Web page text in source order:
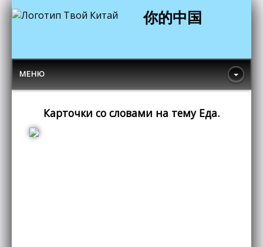
你的中国
МЕНЮ
Карточки со словами на тему Еда.